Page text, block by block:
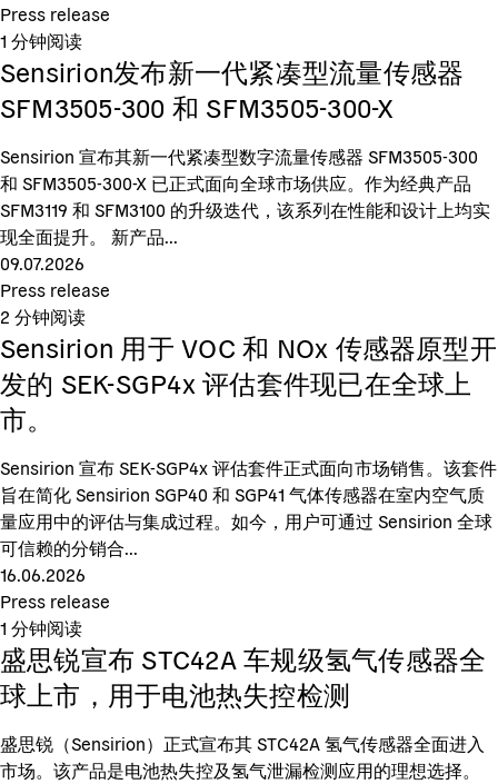
Press release
1 分钟阅读
Sensirion发布新一代紧凑型流量传感器
SFM3505-300 和 SFM3505-300-X
Sensirion 宣布其新一代紧凑型数字流量传感器 SFM3505-300
和 SFM3505-300-X 已正式面向全球市场供应。作为经典产品
SFM3119 和 SFM3100 的升级迭代，该系列在性能和设计上均实
现全面提升。 新产品...
09.07.2026
Press release
2 分钟阅读
Sensirion 用于 VOC 和 NOx 传感器原型开
发的 SEK-SGP4x 评估套件现已在全球上
市。
Sensirion 宣布 SEK-SGP4x 评估套件正式面向市场销售。该套件
旨在简化 Sensirion SGP40 和 SGP41 气体传感器在室内空气质
量应用中的评估与集成过程。如今，用户可通过 Sensirion 全球
可信赖的分销合...
16.06.2026
Press release
1 分钟阅读
盛思锐宣布 STC42A 车规级氢气传感器全
球上市，用于电池热失控检测
盛思锐（Sensirion）正式宣布其 STC42A 氢气传感器全面进入
市场。该产品是电池热失控及氢气泄漏检测应用的理想选择。